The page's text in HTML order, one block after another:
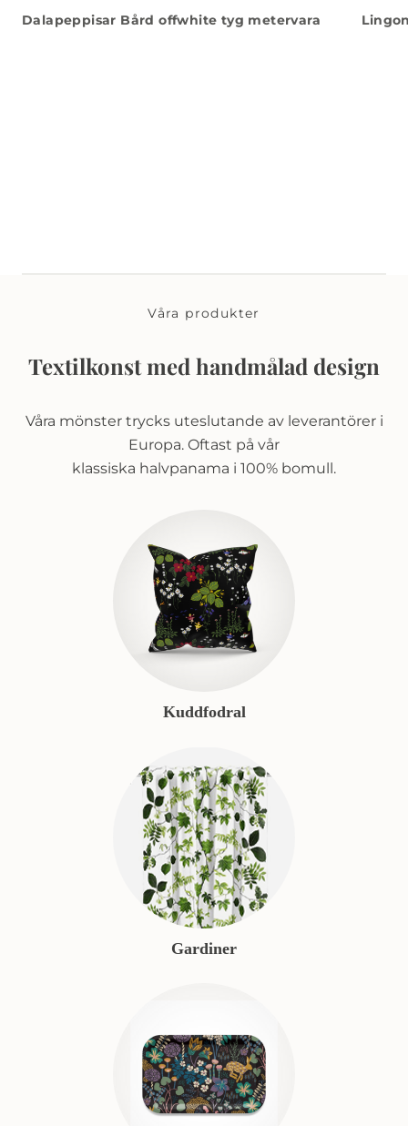
Dalapeppisar Bård offwhite tyg metervara
Våra produkter
Textilkonst med handmålad design
Våra mönster trycks uteslutande av leverantörer i
Europa. Oftast på vår
klassiska halvpanama i 100% bomull.
Kuddfodral
Gardiner